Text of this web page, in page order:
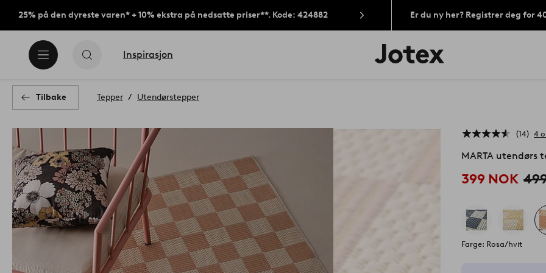
25% på den dyreste varen* + 10% ekstra på nedsatte priser**. Kode: 424882 Er du ny her? Registrer deg for
Inspirasjon
Jotex’
logo
Tilbake Tepper Utendørstepper
14 4
MARTA utendørs
399 NOK
Farge: Rosa/hvit